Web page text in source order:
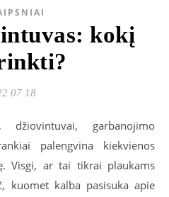
kokį
07 18
džiovintuvai, garbanojimo
palengvina kiekvienos
Visgi, ar tai tikrai plaukams
kuomet kalba pasisuka apie